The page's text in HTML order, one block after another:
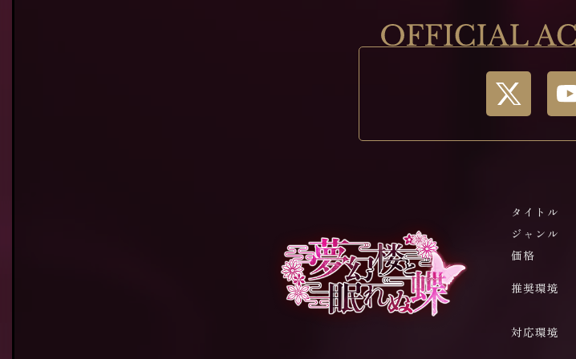
タイトル
ジャンル
価格
推奨環境
対応環境